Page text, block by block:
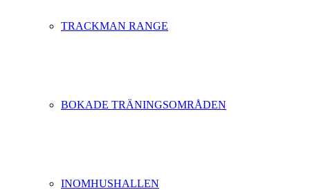
TRACKMAN RANGE
BOKADE TRÄNINGSOMRÅDEN
INOMHUSHALLEN